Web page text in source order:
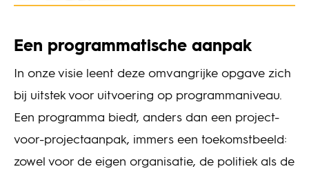
Een programmatische aanpak
In onze visie leent deze omvangrijke opgave zich
bij uitstek voor uitvoering op programmaniveau.
Een programma biedt, anders dan een project-
voor-projectaanpak, immers een toekomstbeeld:
zowel voor de eigen organisatie, de politiek als de